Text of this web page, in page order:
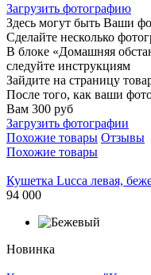
Загрузить фотографию
Здесь могут быть Ваши
Сделайте несколько
В блоке «Домашняя
следуйте инструкциям
Зайдите на страницу
После того, как ваши
Вам 300 руб
Загрузить фотографии
Похожие товары Отзывы
Похожие товары
Кушетка Lucca левая,
94 000
Новинка